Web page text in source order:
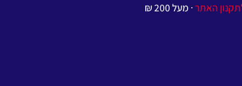
האתר∙ מעל 200 ₪